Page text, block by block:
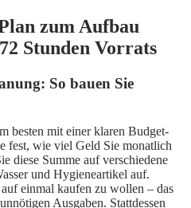
zum Aufbau
Stunden Vorrats
So bauen Sie
besten mit einer klaren Budget-
fest, wie viel Geld Sie monatlich
diese Summe auf verschiedene
und Hygieneartikel auf.
einmal kaufen zu wollen – das
Ausgaben. Stattdessen